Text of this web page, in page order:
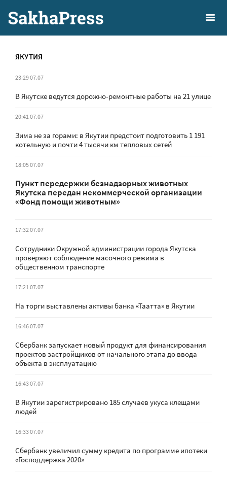
ЯКУТИЯ
23:29 07.07
В Якутске ведутся дорожно-ремонтные работы на 21 улице
20:41 07.07
Зима не за горами: в Якутии предстоит подготовить 1 191
котельную и почти 4 тысячи км тепловых сетей
18:05 07.07
Пункт передержки безнадзорных животных
Якутска передан некоммерческой организации
«Фонд помощи животным»
17:32 07.07
Сотрудники Окружной администрации города Якутска
проверяют соблюдение масочного режима в
общественном транспорте
17:21 07.07
На торги выставлены активы банка «Таатта» в Якутии
16:46 07.07
Сбербанк запускает новый продукт для финансирования
проектов застройщиков от начального этапа до ввода
объекта в эксплуатацию
16:43 07.07
В Якутии зарегистрировано 185 случаев укуса клещами
людей
16:33 07.07
Сбербанк увеличил сумму кредита по программе ипотеки
«Господдержка 2020»